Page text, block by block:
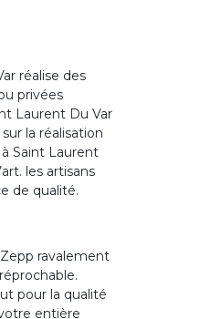
réalise des
privées
Laurent Du Var
la réalisation
Saint Laurent
les artisans
de qualité.
ravalement
pour la qualité
entière